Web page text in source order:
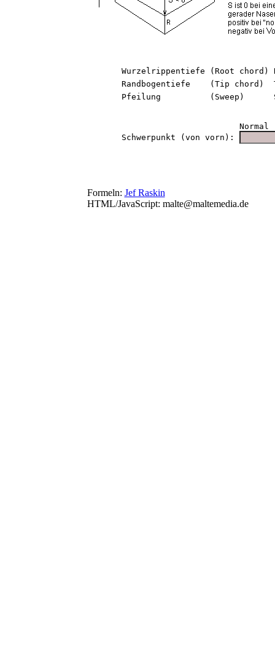
Wurzelrippentiefe (Root chord)
Randbogentiefe    (Tip chord)
Pfeilung          (Sweep)
Normal
       Schwerpunkt (von vorn):
Formeln: Jef Raskin
HTML/JavaScript: malte@maltemedia.de